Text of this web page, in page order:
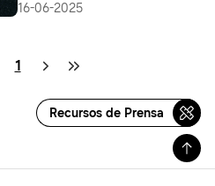
16-06-2025
1
Recursos de Prensa